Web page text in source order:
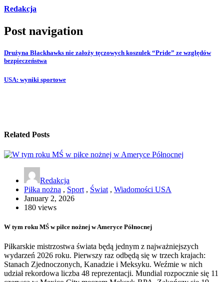
Redakcja
Post navigation
Drużyna Blackhawks nie założy tęczowych koszulek “Pride” ze względów
bezpieczeństwa
USA: wyniki sportowe
Related Posts
Redakcja
Piłka nożna , Sport , Świat , Wiadomości USA
January 2, 2026
180 views
W tym roku MŚ w piłce nożnej w Ameryce Północnej
Piłkarskie mistrzostwa świata będą jednym z najważniejszych
wydarzeń 2026 roku. Pierwszy raz odbędą się w trzech krajach:
Stanach Zjednoczonych, Kanadzie i Meksyku. Weźmie w nich
udział rekordowa liczba 48 reprezentacji. Mundial rozpocznie się 11